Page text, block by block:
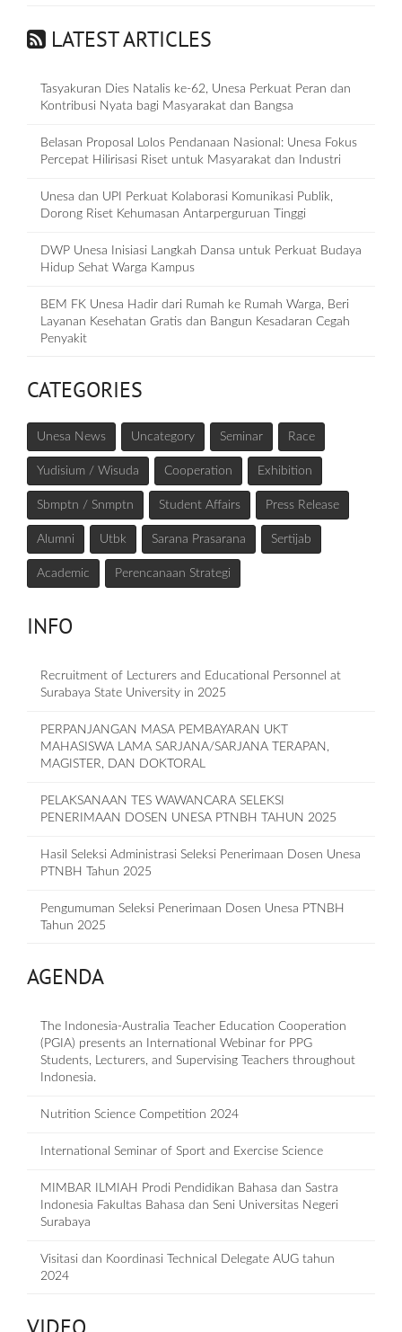
LATEST ARTICLES
Tasyakuran Dies Natalis ke-62, Unesa Perkuat Peran dan
Kontribusi Nyata bagi Masyarakat dan Bangsa
Belasan Proposal Lolos Pendanaan Nasional: Unesa Fokus
Percepat Hilirisasi Riset untuk Masyarakat dan Industri
Unesa dan UPI Perkuat Kolaborasi Komunikasi Publik,
Dorong Riset Kehumasan Antarperguruan Tinggi
DWP Unesa Inisiasi Langkah Dansa untuk Perkuat Budaya
Hidup Sehat Warga Kampus
BEM FK Unesa Hadir dari Rumah ke Rumah Warga, Beri
Layanan Kesehatan Gratis dan Bangun Kesadaran Cegah
Penyakit
CATEGORIES
Unesa News Uncategory Seminar Race
Yudisium / Wisuda Cooperation Exhibition
Sbmptn / Snmptn Student Affairs Press Release
Alumni Utbk Sarana Prasarana Sertijab
Academic Perencanaan Strategi
INFO
Recruitment of Lecturers and Educational Personnel at
Surabaya State University in 2025
PERPANJANGAN MASA PEMBAYARAN UKT
MAHASISWA LAMA SARJANA/SARJANA TERAPAN,
MAGISTER, DAN DOKTORAL
PELAKSANAAN TES WAWANCARA SELEKSI
PENERIMAAN DOSEN UNESA PTNBH TAHUN 2025
Hasil Seleksi Administrasi Seleksi Penerimaan Dosen Unesa
PTNBH Tahun 2025
Pengumuman Seleksi Penerimaan Dosen Unesa PTNBH
Tahun 2025
AGENDA
The Indonesia-Australia Teacher Education Cooperation
(PGIA) presents an International Webinar for PPG
Students, Lecturers, and Supervising Teachers throughout
Indonesia.
Nutrition Science Competition 2024
International Seminar of Sport and Exercise Science
MIMBAR ILMIAH Prodi Pendidikan Bahasa dan Sastra
Indonesia Fakultas Bahasa dan Seni Universitas Negeri
Surabaya
Visitasi dan Koordinasi Technical Delegate AUG tahun
2024